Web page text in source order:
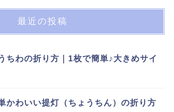
最近の投稿
ちわの折り方｜1枚で簡単♪大きめサイ
かわいい提灯（ちょうちん）の折り方